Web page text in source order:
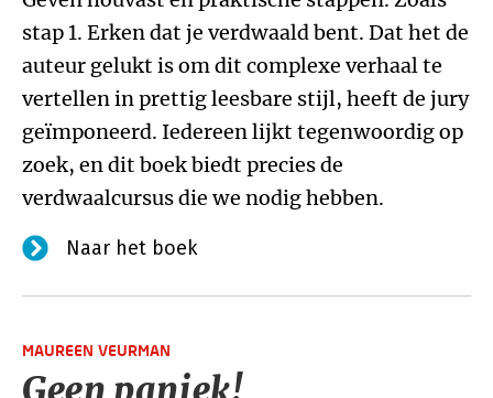
stap 1. Erken dat je verdwaald bent. Dat het de
auteur gelukt is om dit complexe verhaal te
vertellen in prettig leesbare stijl, heeft de jury
geïmponeerd. Iedereen lijkt tegenwoordig op
zoek, en dit boek biedt precies de
verdwaalcursus die we nodig hebben.
Naar het boek
MAUREEN VEURMAN